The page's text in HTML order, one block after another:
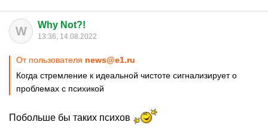
W Why Not?!
13:36, 14.08.2022
От пользователя news@e1.ru
Когда стремление к идеальной чистоте сигнализирует о
проблемах с психикой
Побольше бы таких психов